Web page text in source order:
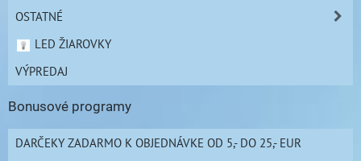
OSTATNÉ
LED ŽIAROVKY
VÝPREDAJ
Bonusové programy
DARČEKY ZADARMO K OBJEDNÁVKE OD 5,- DO 25,- EUR